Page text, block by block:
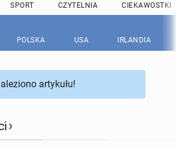
SPORT CZYTELNIA CIEKAWOSTKI
POLSKA USA IRLANDIA
artykułu!
›